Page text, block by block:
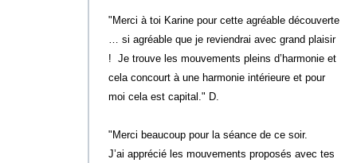
"Merci à toi Karine pour cette agréable découverte
… si agréable que je reviendrai avec grand plaisir
! Je trouve les mouvements pleins d’harmonie et
cela concourt à une harmonie intérieure et pour
moi cela est capital." D.
"Merci beaucoup pour la séance de ce soir.
J’ai apprécié les mouvements proposés avec tes